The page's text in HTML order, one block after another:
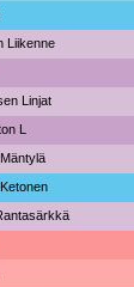
Liikenne
Linjat
L